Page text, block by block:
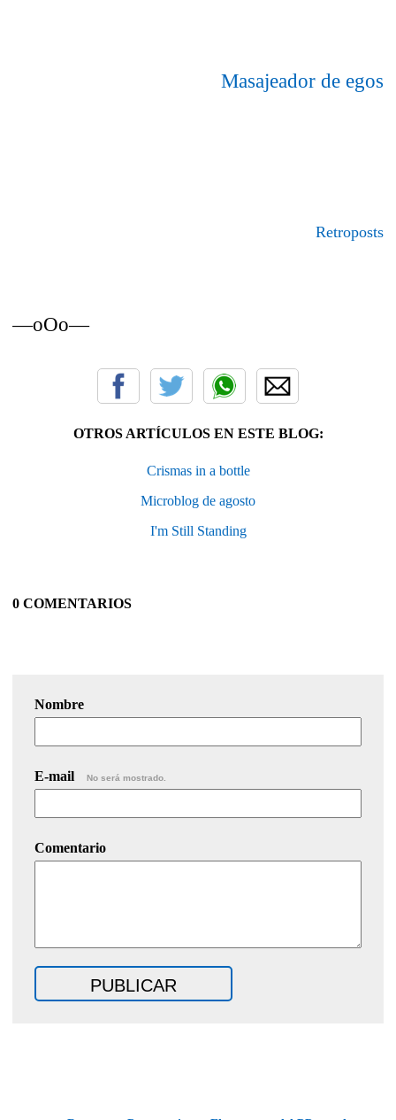
Masajeador de egos
Retroposts
—oOo—
OTROS ARTÍCULOS EN ESTE BLOG:
Crismas in a bottle
Microblog de agosto
I'm Still Standing
0 COMENTARIOS
Nombre
E-mail No será mostrado.
Comentario